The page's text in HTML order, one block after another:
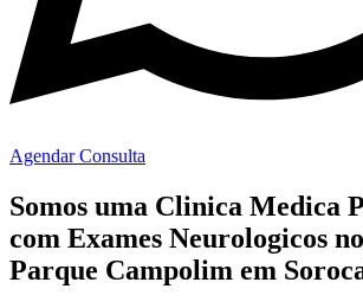
Agendar Consulta
Somos uma Clinica Medica
com Exames Neurologicos
Parque Campolim em